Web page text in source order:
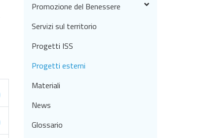
Promozione del Benessere
Servizi sul territorio
Progetti ISS
Progetti esterni
Materiali
News
Glossario